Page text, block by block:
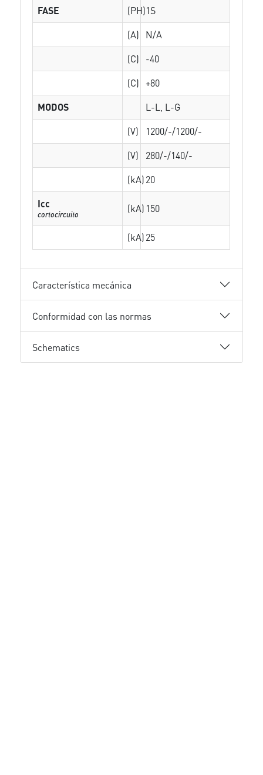
FASE
(PH)1S
(A)
N/A
(C)
-40
(C) +80
MODOS
L-L, L-G
(V)
1200/-/1200/-
(V)
280/-/140/-
(kA)20
Icc
cortocircuito (kA) 150
(kA)25
Característica mecánica
Conformidad con las normas
Schematics